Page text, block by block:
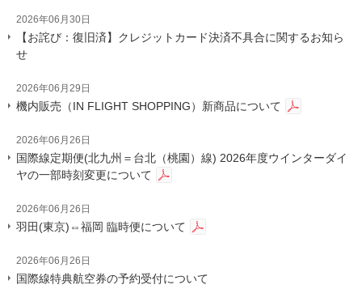
2026年06月30日
【お詫び：復旧済】クレジットカード決済不具合に関するお知ら
せ
2026年06月29日
機内販売（IN FLIGHT SHOPPING）新商品について
2026年06月26日
国際線定期便(北九州＝台北（桃園）線) 2026年度ウインターダイ
ヤの一部時刻変更について
2026年06月26日
羽田(東京)⇔福岡 臨時便について
2026年06月26日
国際線特典航空券の予約受付について